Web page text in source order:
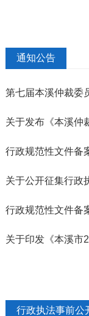
通知公告
第七届本溪仲裁委
关于发布《本溪仲
行政规范性文件备
关于公开征集行政
行政规范性文件备
关于印发《本溪市
行政执法事前公